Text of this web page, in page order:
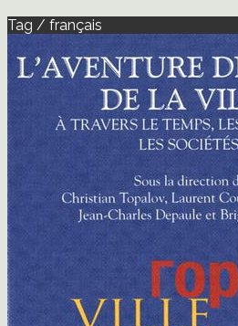
Tag / français